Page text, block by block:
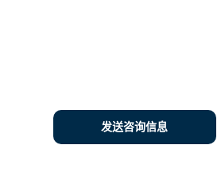
发送咨询信息